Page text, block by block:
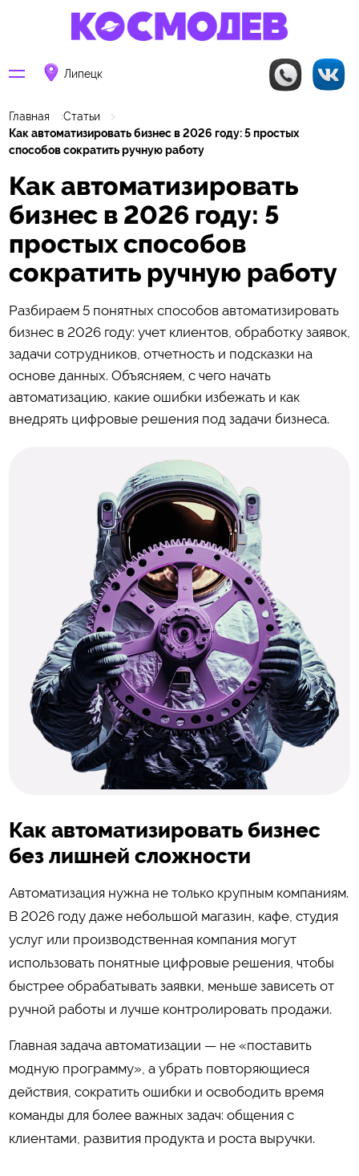
Липецк
Главная
Статьи
Как автоматизировать бизнес в 2026 году: 5 простых
способов сократить ручную работу
Как автоматизировать
бизнес в 2026 году: 5
простых способов
сократить ручную работу
Разбираем 5 понятных способов автоматизировать
бизнес в 2026 году: учет клиентов, обработку заявок,
задачи сотрудников, отчетность и подсказки на
основе данных. Объясняем, с чего начать
автоматизацию, какие ошибки избежать и как
внедрять цифровые решения под задачи бизнеса.
Как автоматизировать бизнес
без лишней сложности
Автоматизация нужна не только крупным компаниям.
В 2026 году даже небольшой магазин, кафе, студия
услуг или производственная компания могут
использовать понятные цифровые решения, чтобы
быстрее обрабатывать заявки, меньше зависеть от
ручной работы и лучше контролировать продажи.
Главная задача автоматизации — не «поставить
модную программу», а убрать повторяющиеся
действия, сократить ошибки и освободить время
команды для более важных задач: общения с
клиентами, развития продукта и роста выручки.